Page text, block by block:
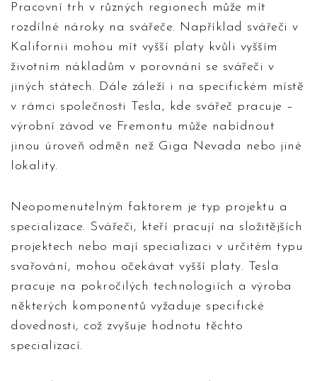
Pracovní trh v různých regionech může mít
rozdílné nároky na svářeče. Například svářeči v
Kalifornii mohou mít vyšší platy kvůli vyšším
životním nákladům v porovnání se svářeči v
jiných státech. Dále záleží i na specifickém místě
v rámci společnosti Tesla, kde svářeč pracuje –
výrobní závod ve Fremontu může nabídnout
jinou úroveň odměn než Giga Nevada nebo jiné
lokality.
Neopomenutelným faktorem je typ projektu a
specializace. Svářeči, kteří pracují na složitějších
projektech nebo mají specializaci v určitém typu
svařování, mohou očekávat vyšší platy. Tesla
pracuje na pokročilých technologiích a výroba
některých komponentů vyžaduje specifické
dovednosti, což zvyšuje hodnotu těchto
specializací.